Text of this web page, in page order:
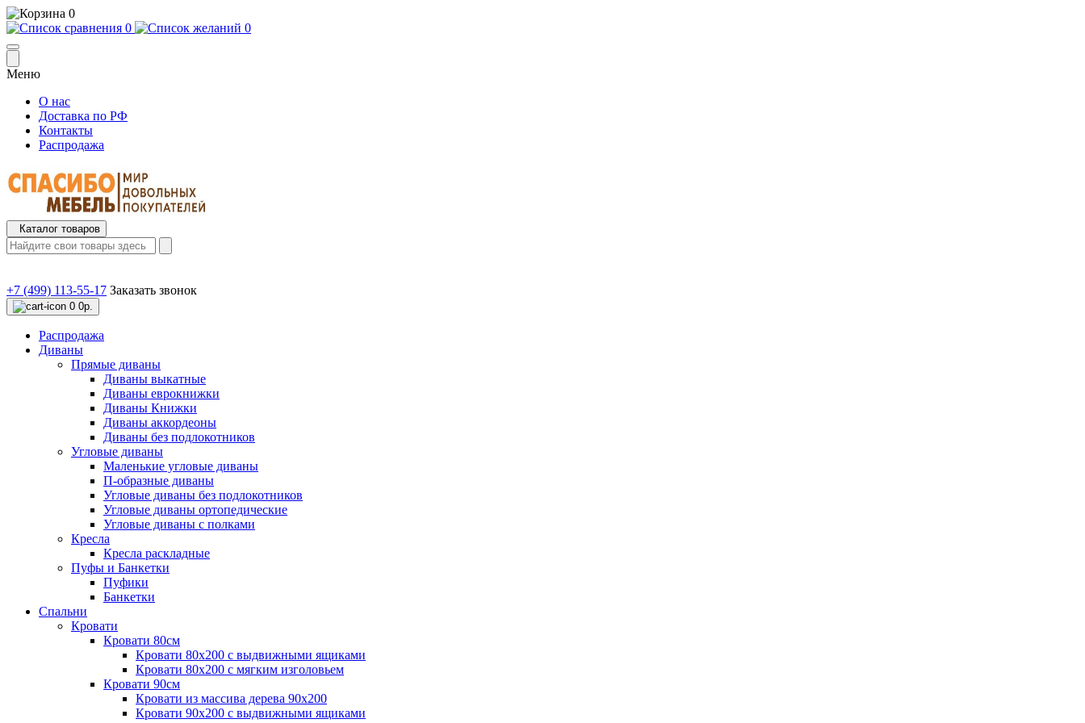
0
0
0
Меню
О нас
Доставка по РФ
Контакты
Распродажа
Каталог товаров
+7 (499) 113-55-17 Заказать звонок
0 0р.
Распродажа
Диваны
Прямые диваны
Диваны выкатные
Диваны еврокнижки
Диваны Книжки
Диваны аккордеоны
Диваны без подлокотников
Угловые диваны
Маленькие угловые диваны
П-образные диваны
Угловые диваны без подлокотников
Угловые диваны ортопедические
Угловые диваны с полками
Кресла
Кресла раскладные
Пуфы и Банкетки
Пуфики
Банкетки
Спальни
Кровати
Кровати 80см
Кровати 80х200 с выдвижными ящиками
Кровати 80х200 с мягким изголовьем
Кровати 90см
Кровати из массива дерева 90х200
Кровати 90х200 с выдвижными ящиками